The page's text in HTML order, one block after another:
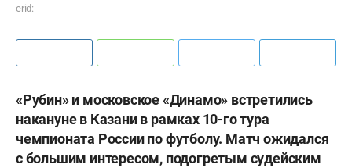
erid:
«Рубин» и московское «Динамо» встретились
накануне в Казани в рамках 10-го тура
чемпионата России по футболу. Матч ожидался
с большим интересом, подогретым судейским